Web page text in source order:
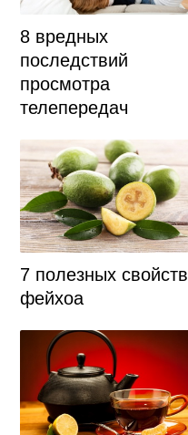
8 вредных
последствий
просмотра
телепередач
7 полезных свойств
фейхоа